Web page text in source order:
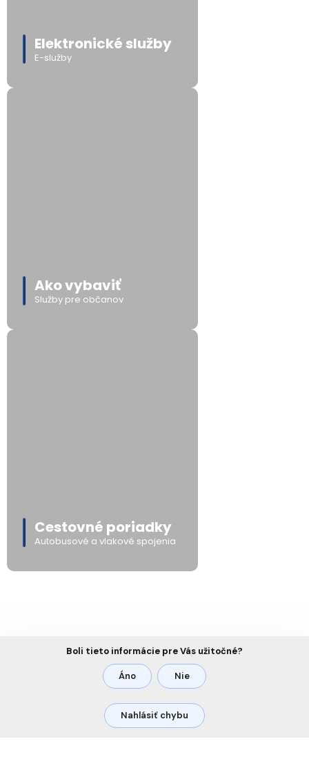
Elektronické služby
E-služby
Ako vybaviť
Služby pre občanov
Cestovné poriadky
Autobusové a vlakové spojenia
Boli tieto informácie pre Vás užitočné?
Áno Nie
Nahlásiť chybu